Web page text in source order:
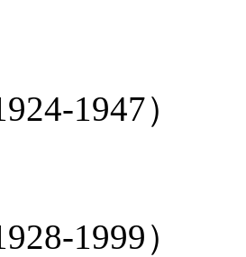
1947）
1999）